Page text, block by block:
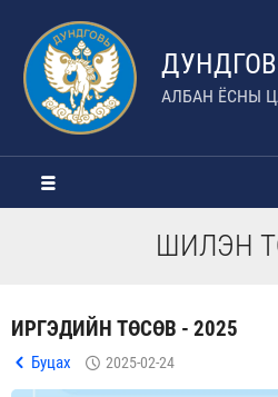
АЛБАН ЁСНЫ
ШИЛЭН
ИРГЭДИЙН ТӨСӨВ - 2025
Буцах 2025-02-24